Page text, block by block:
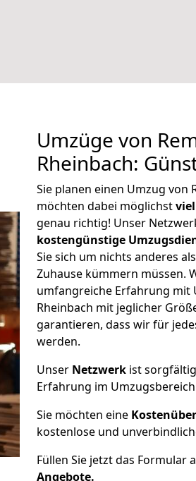
Umzüge von
Rheinbach:
Sie planen einen Umzug von
möchten dabei möglichst
genau richtig! Unser
kostengünstige
Sie sich um nichts anderes
Zuhause kümmern müssen.
umfangreiche Erfahrung mit
Rheinbach mit jeglicher
garantieren, dass wir für
werden.
Unser Netzwerk ist
Erfahrung im
Sie möchten eine
kostenlose und
Füllen Sie jetzt das Formular
Angebote.